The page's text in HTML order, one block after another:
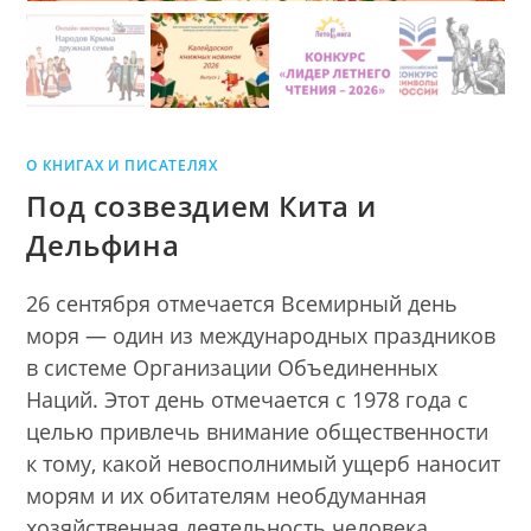
О КНИГАХ И ПИСАТЕЛЯХ
Под созвездием Кита и
Дельфина
26 сентября отмечается Всемирный день
моря — один из международных праздников
в системе Организации Объединенных
Наций. Этот день отмечается с 1978 года с
целью привлечь внимание общественности
к тому, какой невосполнимый ущерб наносит
морям и их обитателям необдуманная